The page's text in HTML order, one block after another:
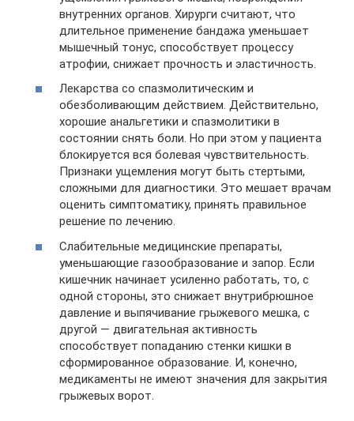
внутренних органов. Хирурги считают, что
длительное применение бандажа уменьшает
мышечный тонус, способствует процессу
атрофии, снижает прочность и эластичность.
Лекарства со спазмолитическим и
обезболивающим действием. Действительно,
хорошие анальгетики и спазмолитики в
состоянии снять боли. Но при этом у пациента
блокируется вся болевая чувствительность.
Признаки ущемления могут быть стертыми,
сложными для диагностики. Это мешает врачам
оценить симптоматику, принять правильное
решение по лечению.
Слабительные медицинские препараты,
уменьшающие газообразование и запор. Если
кишечник начинает усиленно работать, то, с
одной стороны, это снижает внутрибрюшное
давление и выпячивание грыжевого мешка, с
другой — двигательная активность
способствует попаданию стенки кишки в
сформированное образование. И, конечно,
медикаменты не имеют значения для закрытия
грыжевых ворот.